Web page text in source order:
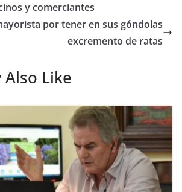
y comerciantes
por tener en sus góndolas
excremento de ratas
Also Like